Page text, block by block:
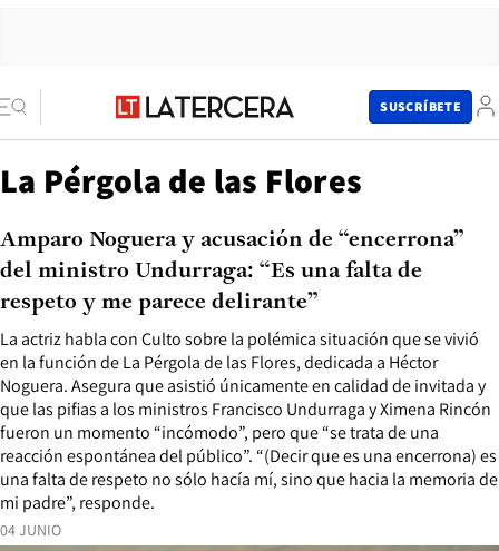
SUSCRÍBETE
La Pérgola de las Flores
04 JUNIO
La actriz habla con Culto sobre la polémica situación que se vivió
en la función de La Pérgola de las Flores, dedicada a Héctor
Noguera. Asegura que asistió únicamente en calidad de invitada y
que las pifias a los ministros Francisco Undurraga y Ximena Rincón
fueron un momento “incómodo”, pero que “se trata de una
reacción espontánea del público”. “(Decir que es una encerrona) es
una falta de respeto no sólo hacía mí, sino que hacia la memoria de
mi padre”, responde.
Amparo Noguera y acusación de “encerrona”
del ministro Undurraga: “Es una falta de
respeto y me parece delirante”